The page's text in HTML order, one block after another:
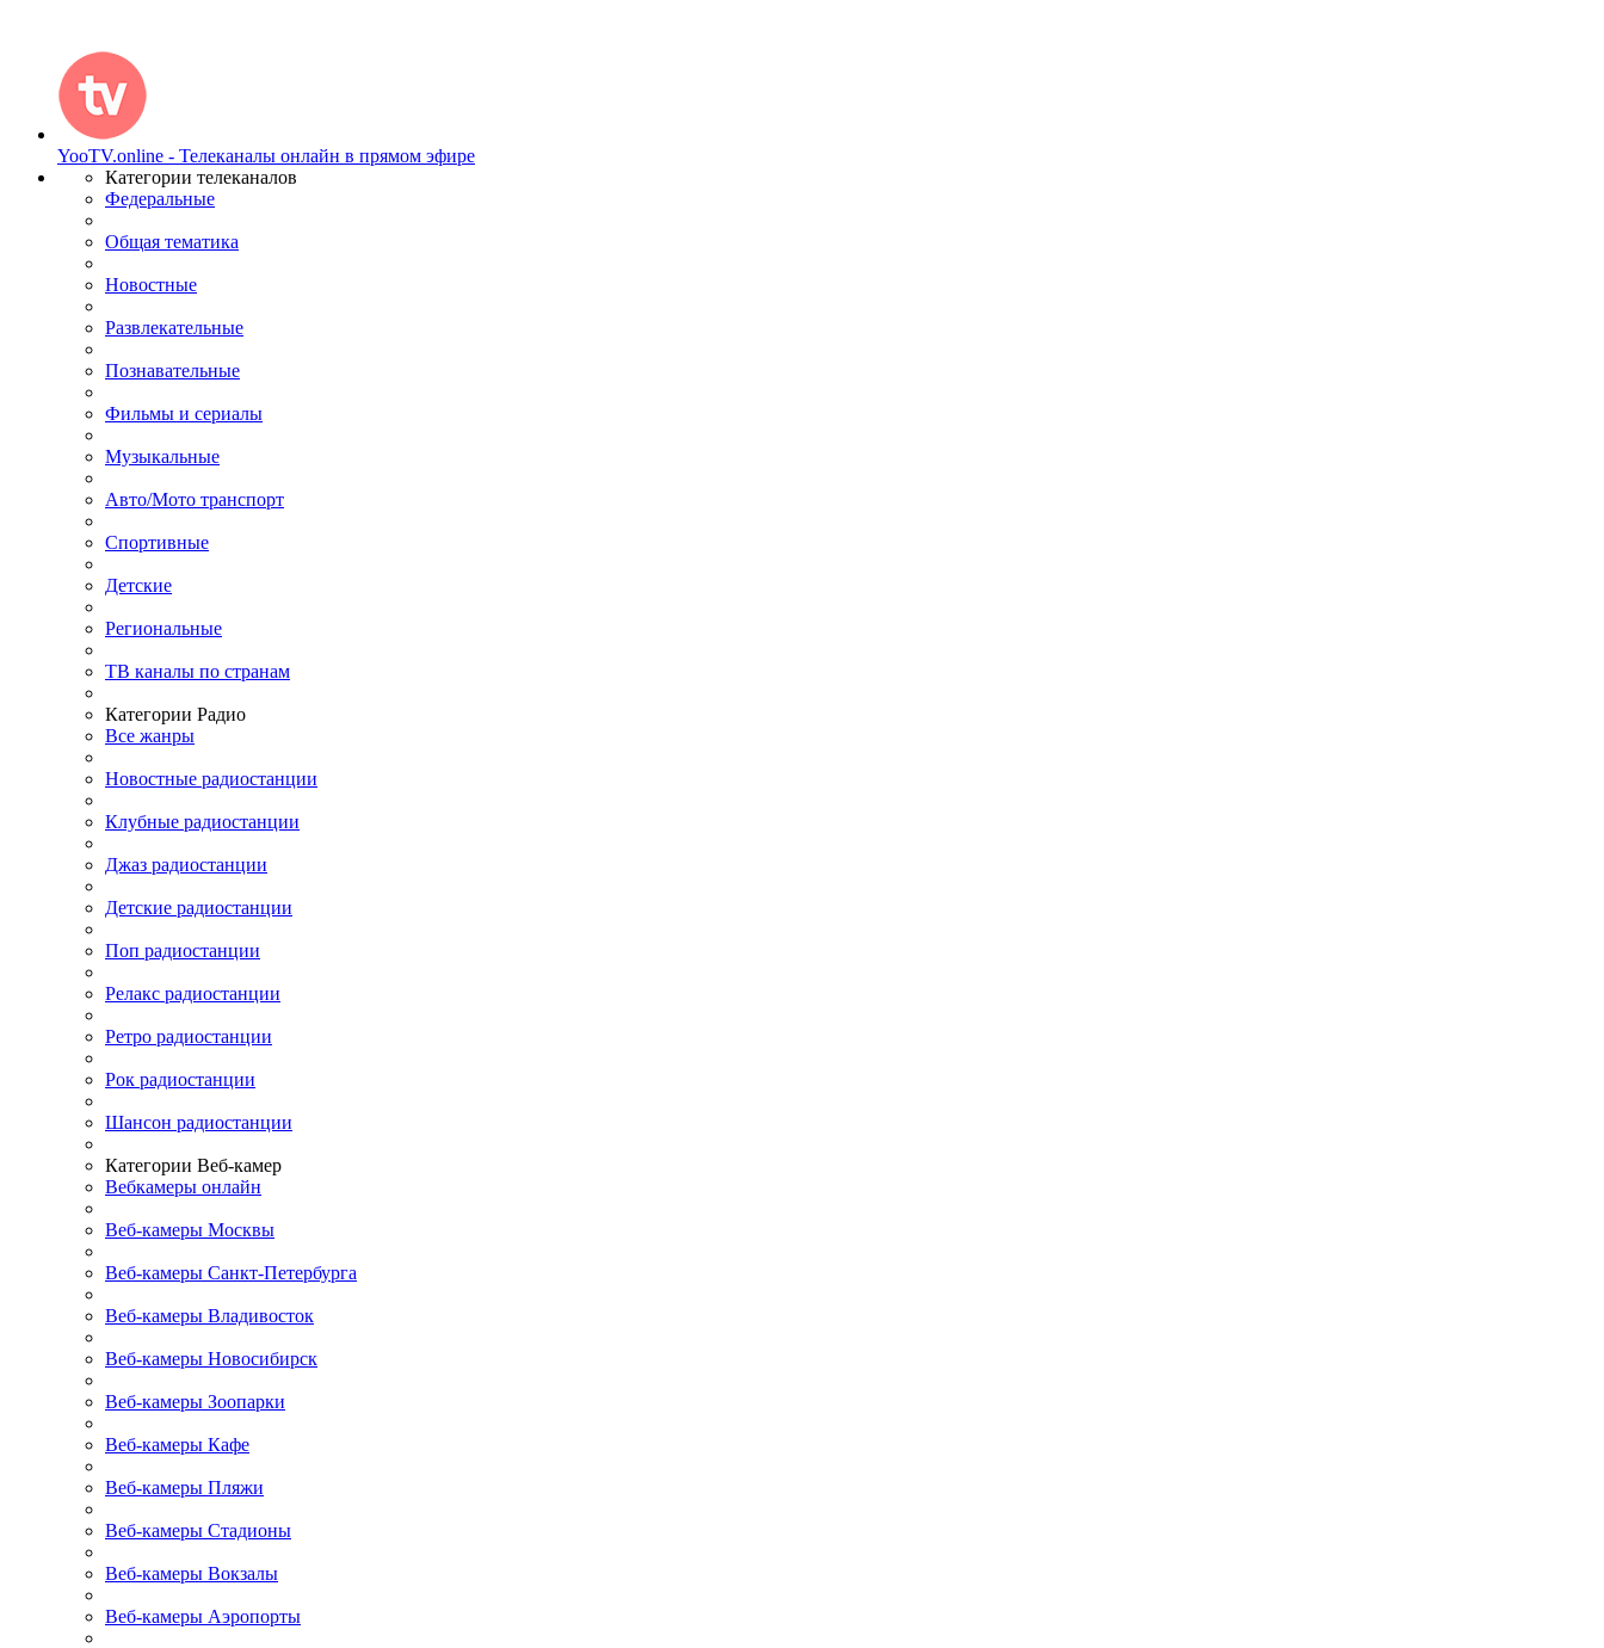
YooTV.online - Телеканалы онлайн в прямом эфире
Категории телеканалов
Федеральные
Общая тематика
Новостные
Развлекательные
Познавательные
Фильмы и сериалы
Музыкальные
Авто/Мото транспорт
Спортивные
Детские
Региональные
ТВ каналы по странам
Категории Радио
Все жанры
Новостные радиостанции
Клубные радиостанции
Джаз радиостанции
Детские радиостанции
Поп радиостанции
Релакс радиостанции
Ретро радиостанции
Рок радиостанции
Шансон радиостанции
Категории Веб-камер
Вебкамеры онлайн
Веб-камеры Москвы
Веб-камеры Санкт-Петербурга
Веб-камеры Владивосток
Веб-камеры Новосибирск
Веб-камеры Зоопарки
Веб-камеры Кафе
Веб-камеры Пляжи
Веб-камеры Стадионы
Веб-камеры Вокзалы
Веб-камеры Аэропорты